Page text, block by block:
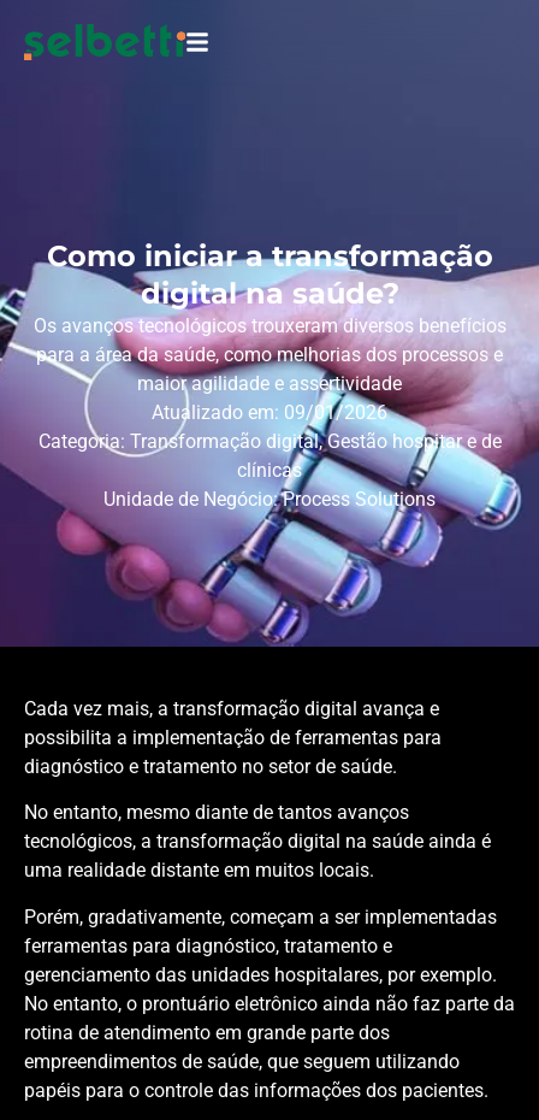
Como iniciar a transformação
digital na saúde?
Os avanços tecnológicos trouxeram diversos benefícios
para a área da saúde, como melhorias dos processos e
maior agilidade e assertividade
Atualizado em: 09/01/2026
Categoria: Transformação digital,Gestão hospitar e de
clínicas
Unidade de Negócio:Process Solutions
Cada vez mais, a transformação digital avança e
possibilita a implementação de ferramentas para
diagnóstico e tratamento no setor de saúde.
No entanto, mesmo diante de tantos avanços
tecnológicos, a transformação digital na saúde ainda é
uma realidade distante em muitos locais.
Porém, gradativamente, começam a ser implementadas
ferramentas para diagnóstico, tratamento e
gerenciamento das unidades hospitalares, por exemplo.
No entanto, o prontuário eletrônico ainda não faz parte da
rotina de atendimento em grande parte dos
empreendimentos de saúde, que seguem utilizando
papéis para o controle das informações dos pacientes.